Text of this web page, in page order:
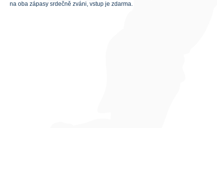
na oba zápasy srdečně zváni, vstup je zdarma.